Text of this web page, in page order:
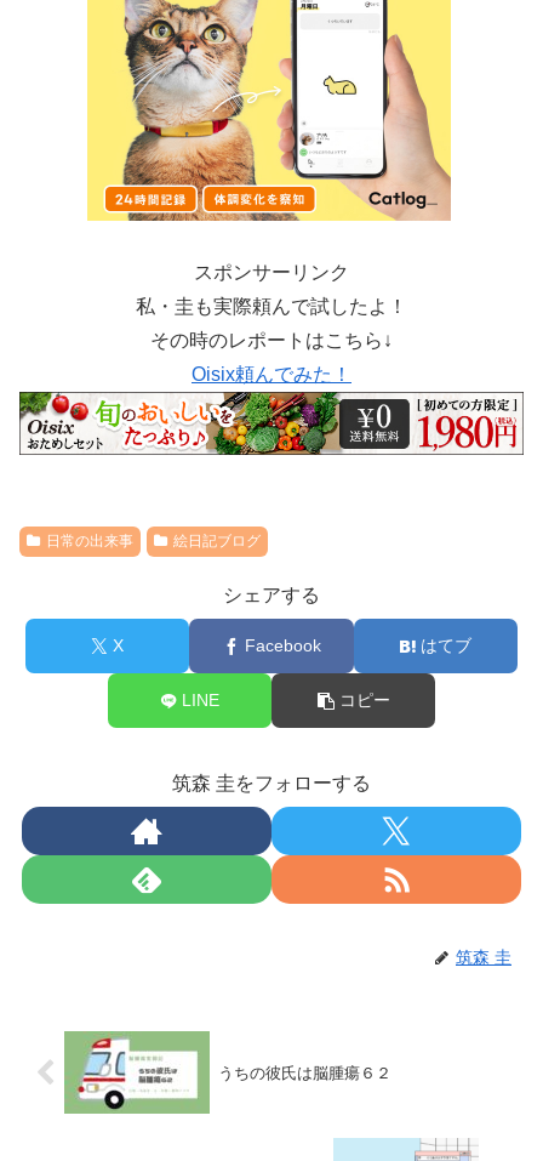
スポンサーリンク
私・圭も実際頼んで試したよ！
その時のレポートはこちら↓
Oisix頼んでみた！
日常の出来事 絵日記ブログ
シェアする
X Facebook はてブ
LINE コピー
筑森 圭をフォローする
筑森 圭
うちの彼氏は脳腫瘍６２